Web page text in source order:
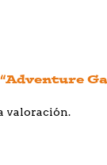
valoración.